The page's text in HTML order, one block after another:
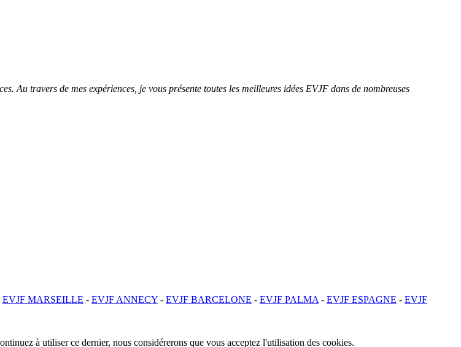
Au travers de mes expériences, je vous présente toutes les meilleures idées EVJF dans de nombreuses
EVJF MARSEILLE - EVJF ANNECY - EVJF BARCELONE - EVJF PALMA - EVJF ESPAGNE - EVJF
à utiliser ce dernier, nous considérerons que vous acceptez l'utilisation des cookies.